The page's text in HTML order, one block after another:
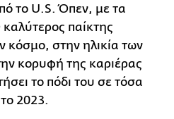
το U.S. Όπεν, με τα
παίκτης
κόσμο, στην ηλικία των
κορυφή της καριέρας
το πόδι του σε τόσα
2023.